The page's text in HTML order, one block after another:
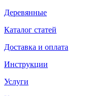
Деревянные
Каталог статей
Доставка и оплата
Инструкции
Услуги